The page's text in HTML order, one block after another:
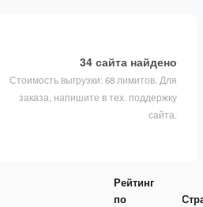
34 сайта найдено
Стоимость выгрузки: 68 лимитов. Для
заказа, напишите в тех. поддержку
сайта.
Рейтинг
по